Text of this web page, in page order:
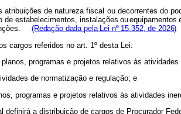
atribuições de natureza fiscal ou decorrentes do
de estabelecimentos, instalações ouequipamentos
(Redação dada pela Lei nº 15.352, de 2026)
cargos referidos no art. 1º desta Lei:
programas e projetos relativos às atividades
de normatização e regulação; e
programas e projetos relativos às atividades
definirá a distribuição de cargos de Procurador